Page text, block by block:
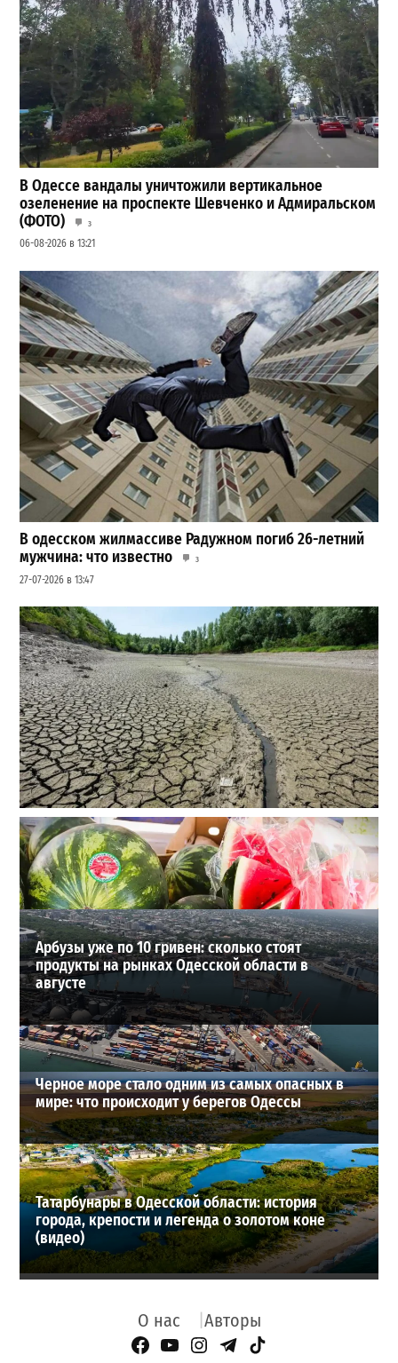
В Одессе вандалы уничтожили вертикальное
озеленение на проспекте Шевченко и Адмиральском
(ФОТО)
3
06-08-2026 в 13:21
В одесском жилмассиве Радужном погиб 26-летний
мужчина: что известно
3
27-07-2026 в 13:47
Днестр рекордно обмелел: одесситов просят срочно
экономить воду
2
29-07-2026 в 19:28
ВИБОР РЕДАКЦИИ
Арбузы уже по 10 гривен: сколько стоят
продукты на рынках Одесской области в
августе
Черное море стало одним из самых опасных в
мире: что происходит у берегов Одессы
Татарбунары в Одесской области: история
города, крепости и легенда о золотом коне
(видео)
О нас Авторы
Facebook Page
YouTube
Instagram
Telegram
TikTok